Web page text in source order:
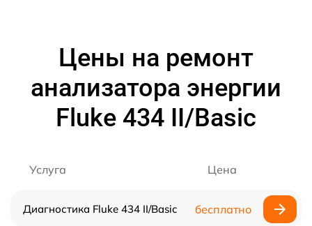
Цены на ремонт
анализатора энергии
Fluke 434 II/Basic
Услуга Цена
Диагностика Fluke 434 II/Basic бесплатно